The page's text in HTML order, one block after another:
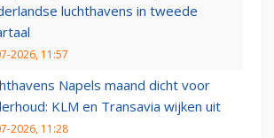
luchthavens in tweede
2026, 11:57
Napels maand dicht voor
KLM en Transavia wijken uit
2026, 11:28